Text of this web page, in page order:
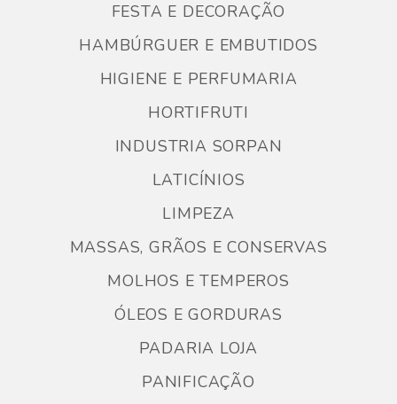
FESTA E DECORAÇÃO
HAMBÚRGUER E EMBUTIDOS
HIGIENE E PERFUMARIA
HORTIFRUTI
INDUSTRIA SORPAN
LATICÍNIOS
LIMPEZA
MASSAS, GRÃOS E CONSERVAS
MOLHOS E TEMPEROS
ÓLEOS E GORDURAS
PADARIA LOJA
PANIFICAÇÃO